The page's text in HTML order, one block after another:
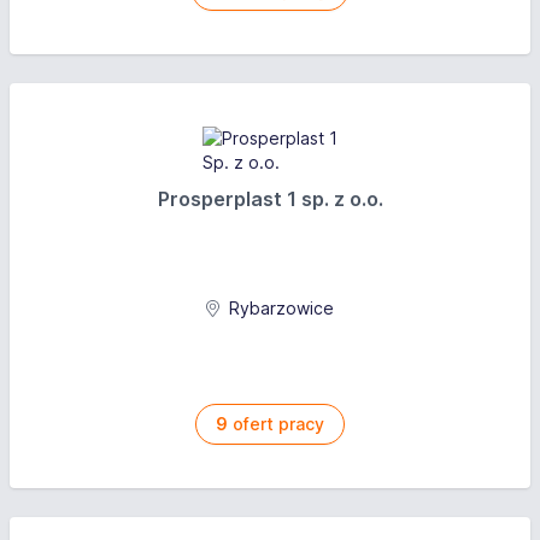
Zestawienie danych finansowych Atal S.A. Źródło:
atal.pl
Prosperplast 1 sp. z o.o.
Rybarzowice
9 ofert pracy